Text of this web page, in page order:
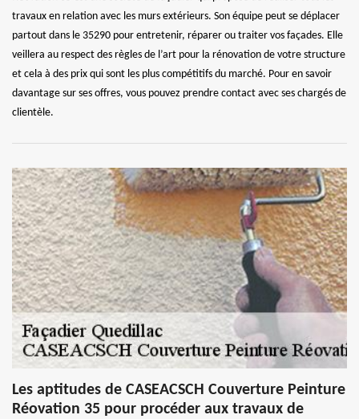
travaux en relation avec les murs extérieurs. Son équipe peut se déplacer
partout dans le 35290 pour entretenir, réparer ou traiter vos façades. Elle
veillera au respect des règles de l’art pour la rénovation de votre structure
et cela à des prix qui sont les plus compétitifs du marché. Pour en savoir
davantage sur ses offres, vous pouvez prendre contact avec ses chargés de
clientèle.
Les aptitudes de CASEACSCH Couverture Peinture
Réovation 35 pour procéder aux travaux de